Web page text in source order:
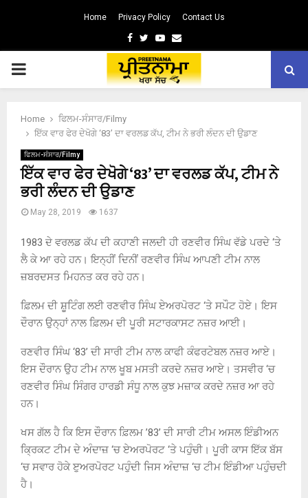
Home Privacy Policy Contact Us
Facebook
TwitterYoutube
Email
PRIMARY
Home
ਫਿਲਮ-ਸੰਸਾਰ/Filmy
ਇੱਕ ਵਾਰ ਫੇਰ ਦੇਖੋਗੇ ‘83’ ਦਾ ਵਰਲਡ ਕੱਪ, ਟੀਮ ਨੇ ਭਰੀ ਲੰਦਨ ਦੀ ਉਡਾਣ
ਫਿਲਮ-ਸੰਸਾਰ/Filmy
ਇੱਕ ਵਾਰ ਫੇਰ ਦੇਖੋਗੇ ‘83’ ਦਾ ਵਰਲਡ ਕੱਪ, ਟੀਮ ਨੇ
ਭਰੀ ਲੰਦਨ ਦੀ ਉਡਾਣ
May 28, 2019 1637
1983 ਦੇ ਵਰਲਡ ਕੱਪ ਦੀ ਕਹਾਣੀ ਜਲਦੀ ਹੀ ਰਣਵੀਰ ਸਿੰਘ ਵੱਡੇ ਪਰਦੇ ‘ਤੇ
ਲੈ ਕੇ ਆ ਰਹੇ ਹਨ। ਇਨ੍ਹੀਂ ਦਿਨੀਂ ਰਣਵੀਰ ਸਿੰਘ ਆਪਣੀ ਟੀਮ ਨਾਲ
ਜ਼ਬਰਦਸਤ ਮਿਹਨਤ ਕਰ ਰਹੇ ਹਨ।
ਫ਼ਿਲਮ ਦੀ ਸ਼ੂਟਿੰਗ ਲਈ ਰਣਵੀਰ ਸਿੰਘ ਏਅਰਪੋਰਟ ‘ਤੇ ਸਪੌਟ ਹੋਏ। ਇਸ
ਦੌਰਾਨ ਉਨ੍ਹਾਂ ਨਾਲ ਫ਼ਿਲਮ ਦੀ ਪੂਰੀ ਸਟਾਰਕਾਸਟ ਨਜ਼ਰ ਆਈ।
ਰਣਵੀਰ ਸਿੰਘ ‘83’ ਦੀ ਸਾਰੀ ਟੀਮ ਨਾਲ ਕਾਫੀ ਕੰਫਰਟੇਬਲ ਨਜ਼ਰ ਆਏ।
ਇਸ ਦੌਰਾਨ ਉਹ ਟੀਮ ਨਾਲ ਖੂਬ ਮਸਤੀ ਕਰਦੇ ਨਜ਼ਰ ਆਏ। ਤਸਵੀਰ ‘ਚ
ਰਣਵੀਰ ਸਿੰਘ ਸਿੰਗਰ ਹਾਰਡੀ ਸੰਧੂ ਨਾਲ ਕੁਝ ਮਜ਼ਾਕ ਕਰਦੇ ਨਜ਼ਰ ਆ ਰਹੇ
ਹਨ।
ਖਸ ਗੱਲ ਹੈ ਕਿ ਇਸ ਦੌਰਾਨ ਫ਼ਿਲਮ ’83’ ਦੀ ਸਾਰੀ ਟੀਮ ਅਸਲ ਇੰਡੀਅਨ
ਕ੍ਰਿਕਟ ਟੀਮ ਦੇ ਅੰਦਾਜ਼ ‘ਚ ਏਅਰਪੋਰਟ ‘ਤੇ ਪਹੁੰਚੀ। ਪੂਰੀ ਕਾਸ ਇੱਕ ਬੱਸ
‘ਚ ਸਵਾਰ ਹੋਕੇ ੲੁਅਰਪੋਰਟ ਪਹੁੰਦੀ ਜਿਸ ਅੰਦਾਜ਼ ‘ਚ ਟੀਮ ਇੰਡੀਆ ਪਹੁੰਚਦੀ
ਹੈ।